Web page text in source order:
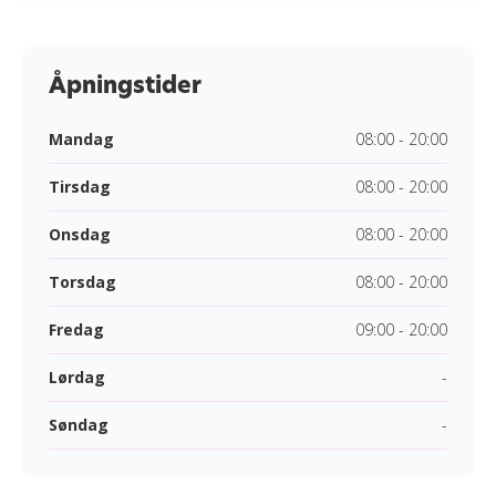
Åpningstider
Mandag 08:00 - 20:00
Tirsdag 08:00 - 20:00
Onsdag 08:00 - 20:00
Torsdag 08:00 - 20:00
Fredag 09:00 - 20:00
Lørdag -
Søndag -